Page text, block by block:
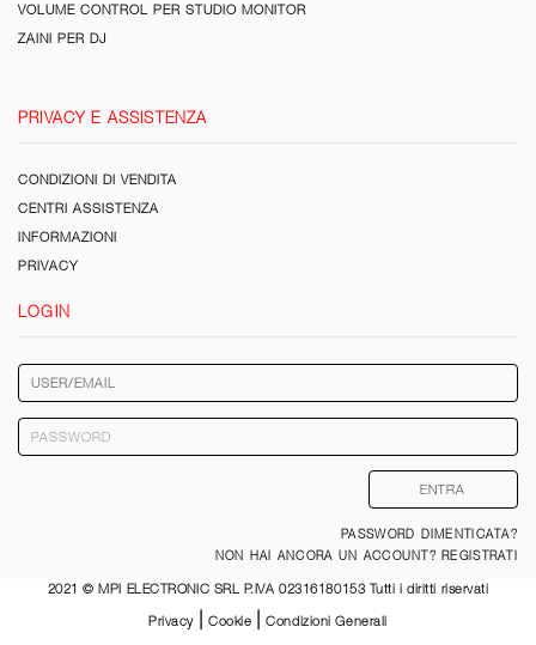
VOLUME CONTROL PER STUDIO MONITOR
ZAINI PER DJ
PRIVACY E ASSISTENZA
CONDIZIONI DI VENDITA
CENTRI ASSISTENZA
INFORMAZIONI
PRIVACY
LOGIN
PASSWORD DIMENTICATA?
NON HAI ANCORA UN ACCOUNT? REGISTRATI
2021 © MPI ELECTRONIC SRL P.IVA 02316180153 Tutti i diritti riservati
Privacy |Cookie |Condizioni Generali